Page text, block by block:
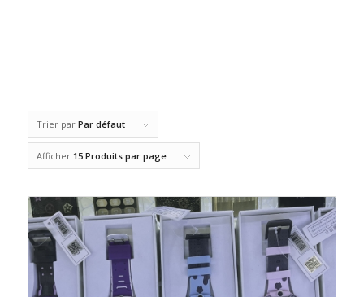
Trier par Par défaut
Afficher 15 Produits par page